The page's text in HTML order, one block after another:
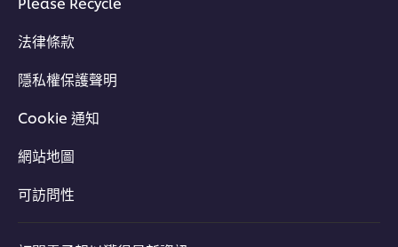
法律條款
隱私權保護聲明
Cookie 通知
網站地圖
可訪問性